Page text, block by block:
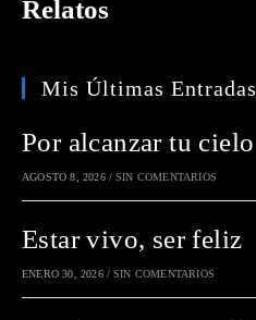
Relatos
Mis Últimas Entradas
Por alcanzar tu cielo
AGOSTO 8, 2026 / SIN COMENTARIOS
Estar vivo, ser feliz
ENERO 30, 2026 / SIN COMENTARIOS